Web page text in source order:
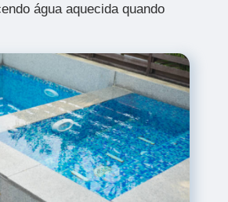
água aquecida quando